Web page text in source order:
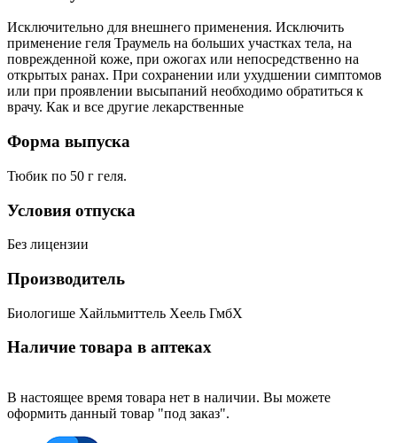
Исключительно для внешнего применения. Исключить
применение геля Траумель на больших участках тела, на
поврежденной коже, при ожогах или непосредственно на
открытых ранах. При сохранении или ухудшении симптомов
или при проявлении высыпаний необходимо обратиться к
врачу. Как и все другие лекарственные
Форма выпуска
Тюбик по 50 г геля.
Условия отпуска
Без лицензии
Производитель
Биологише Хайльмиттель Хеель ГмбХ
Наличие товара в аптеках
В настоящее время товара нет в наличии. Вы можете
оформить данный товар "под заказ".